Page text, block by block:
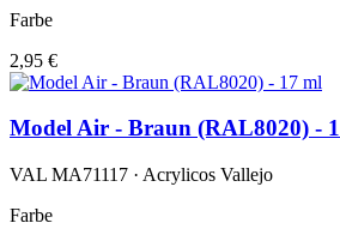
Farbe
2,95 €
Model Air - Braun (RAL8020) -
VAL MA71117 · Acrylicos Vallejo
Farbe